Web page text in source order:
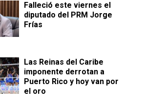
Falleció este viernes el
diputado del PRM Jorge
Frías
Las Reinas del Caribe
imponente derrotan a
Puerto Rico y hoy van por
el oro